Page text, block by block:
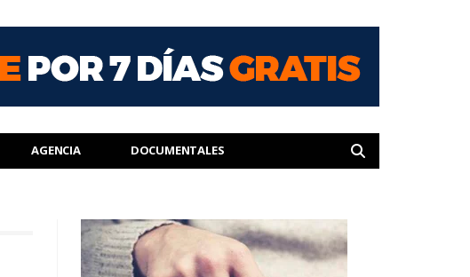
AGENCIA DOCUMENTALES